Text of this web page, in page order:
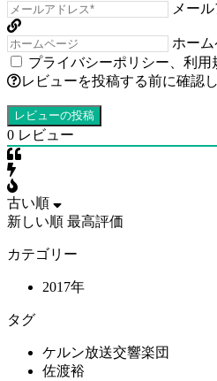
メー
ホー
プライバシーポリシー
利用
レビューを投稿する前に確認
0 レビュー
古い順
新しい順 最高評価
カテゴリー
2017年
タグ
ケルン放送交響楽団
佐渡裕